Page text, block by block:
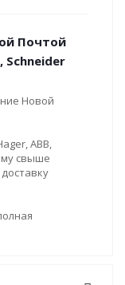
Почтой
Schneider
Новой
ABB,
свыше